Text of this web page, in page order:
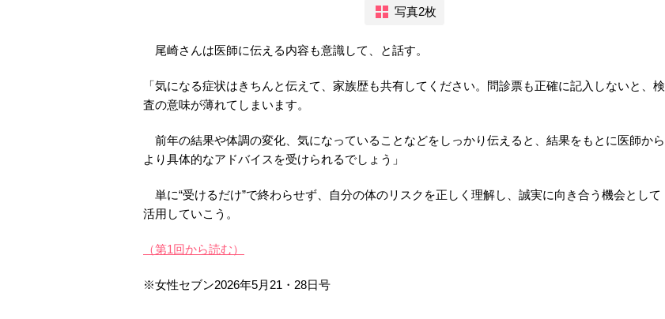
写真2枚
尾崎さんは医師に伝える内容も意識して、と話す。
「気になる症状はきちんと伝えて、家族歴も共有してください。問診票も正確に記入しないと、検
査の意味が薄れてしまいます。
前年の結果や体調の変化、気になっていることなどをしっかり伝えると、結果をもとに医師から
より具体的なアドバイスを受けられるでしょう」
単に“受けるだけ”で終わらせず、自分の体のリスクを正しく理解し、誠実に向き合う機会として
活用していこう。
（第1回から読む）
※女性セブン2026年5月21・28日号